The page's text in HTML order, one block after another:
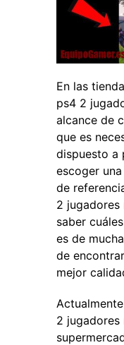
En las
ps4 2
alcance de
que es
dispuesto a
escoger
de
2 jugadores
saber
es de
de
mejor
2 jugadores